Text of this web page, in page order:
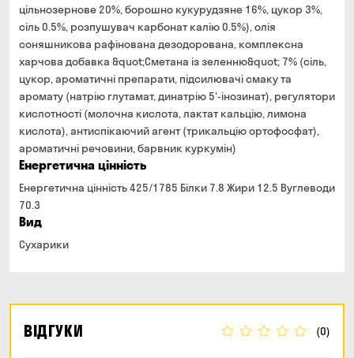
цільнозернове 20%, борошно кукурудзяне 16%, цукор 3%,
сіль 0.5%, розпушувач карбонат калію 0.5%), олія
соняшникова рафінована дезодорована, комплексна
харчова добавка &quot;Сметана із зеленню&quot; 7% (сіль,
цукор, ароматичні препарати, підсилювачі смаку та
аромату (натрію глутамат, динатрію 5'-інозинат), регулятори
кислотності (молочна кислота, лактат кальцію, лимона
кислота), антиспікаючий агент (трикальцію ортофосфат),
ароматичні речовини, барвник куркумін)
Енергетична цінність
Енергетична цінність 425/1785 Білки 7.8 Жири 12.5 Вуглеводи
70.3
Вид
Сухарики
ВІДГУКИ (0)